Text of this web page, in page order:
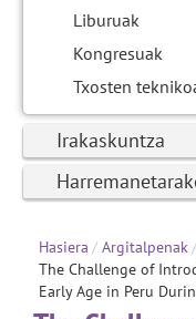
Liburuak
Kongresuak
Txosten
Irakaskuntza
Hasiera / Argitalpenak/
The Challenge of
Early Age in Peru